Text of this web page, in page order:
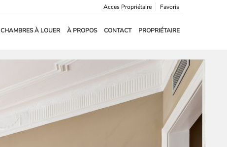
Favoris
Acces Propriétaire
CHAMBRES À LOUER À PROPOS CONTACT PROPRIÉTAIRE